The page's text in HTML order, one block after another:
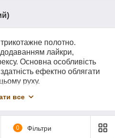
полотно.
лайкри,
Основна особливість
ефектно облягати
руху.
для спортивних,
бифлексом дуже простий, а
не втрачаючи своїх
все
0 Фільтри